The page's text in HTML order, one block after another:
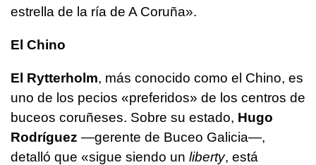
estrella de la ría de A Coruña».
El Chino
El Rytterholm, más conocido como el Chino, es
uno de los pecios «preferidos» de los centros de
buceos coruñeses. Sobre su estado, Hugo
Rodríguez —gerente de Buceo Galicia—,
detalló que «sigue siendo un liberty, está